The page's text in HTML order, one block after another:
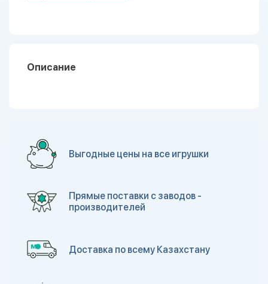
Описание
Выгодные цены на все игрушки
Прямые поставки с заводов -
производителей
Доставка по всему Казахстану